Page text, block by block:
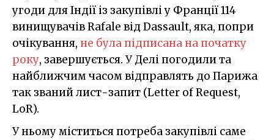
угоди для Індії із закупівлі у Франції 114
винищувачів Rafale від Dassault, яка, попри
очікування, не була підписана на початку
року, завершується. У Делі погодили та
найближчим часом відправлять до Парижа
так званий лист-запит (Letter of Request,
LoR).
У ньому міститься потреба закупівлі саме